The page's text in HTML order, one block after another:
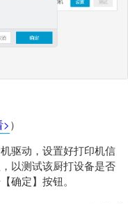
>）
驱动，设置好打印机信
以测试该厨打设备是否
确定】按钮。